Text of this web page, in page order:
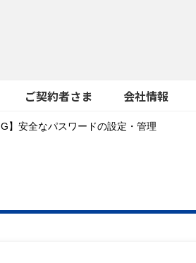
ご契約者さま 会社情報
】安全なパスワードの設定・管理